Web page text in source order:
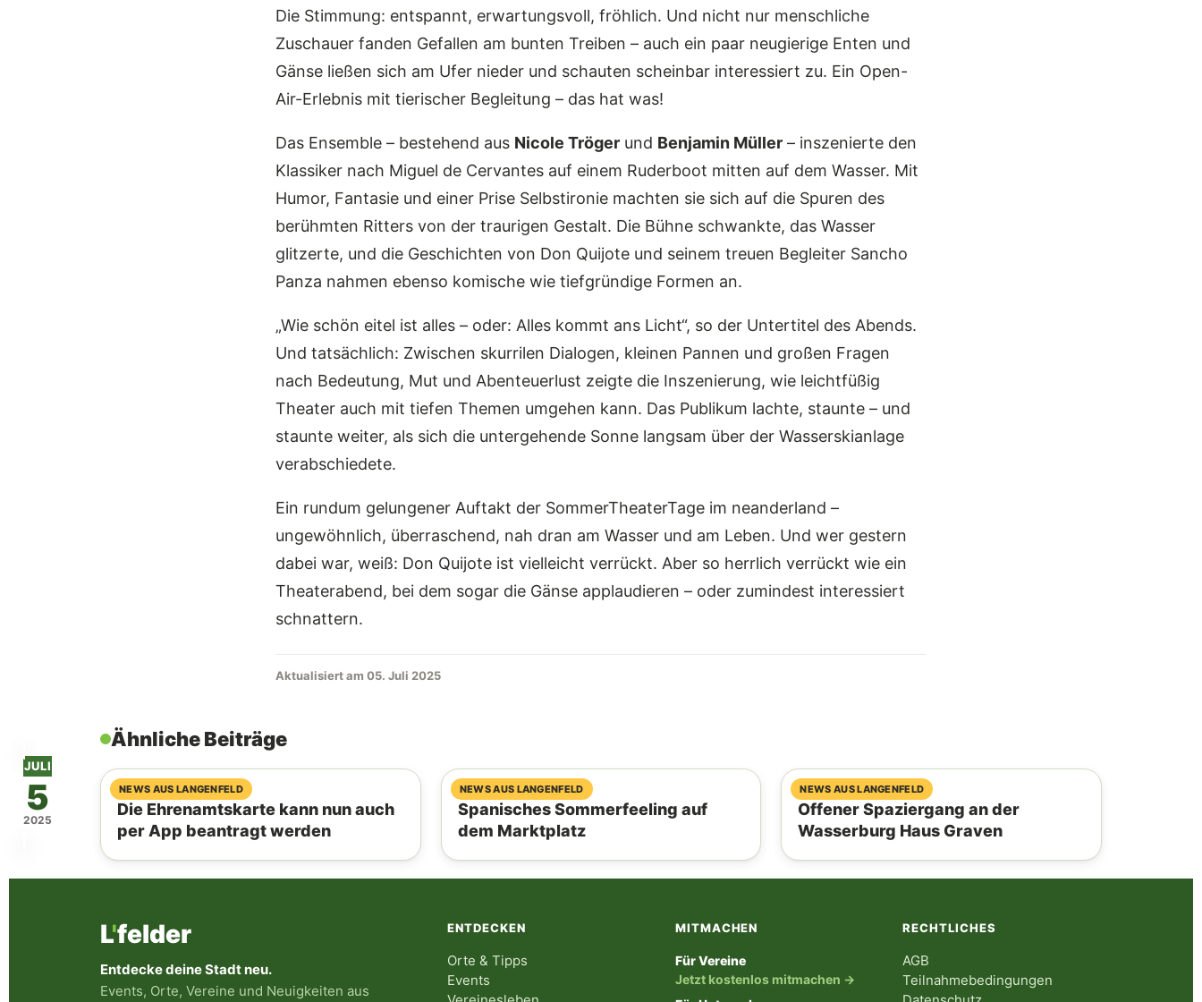
JULI
5
2025
Die Stimmung: entspannt, erwartungsvoll, fröhlich. Und nicht nur menschliche
Zuschauer fanden Gefallen am bunten Treiben – auch ein paar neugierige Enten und
Gänse ließen sich am Ufer nieder und schauten scheinbar interessiert zu. Ein Open-
Air-Erlebnis mit tierischer Begleitung – das hat was!
Das Ensemble – bestehend aus Nicole Tröger und Benjamin Müller – inszenierte den
Klassiker nach Miguel de Cervantes auf einem Ruderboot mitten auf dem Wasser. Mit
Humor, Fantasie und einer Prise Selbstironie machten sie sich auf die Spuren des
berühmten Ritters von der traurigen Gestalt. Die Bühne schwankte, das Wasser
glitzerte, und die Geschichten von Don Quijote und seinem treuen Begleiter Sancho
Panza nahmen ebenso komische wie tiefgründige Formen an.
„Wie schön eitel ist alles – oder: Alles kommt ans Licht“, so der Untertitel des Abends.
Und tatsächlich: Zwischen skurrilen Dialogen, kleinen Pannen und großen Fragen
nach Bedeutung, Mut und Abenteuerlust zeigte die Inszenierung, wie leichtfüßig
Theater auch mit tiefen Themen umgehen kann. Das Publikum lachte, staunte – und
staunte weiter, als sich die untergehende Sonne langsam über der Wasserskianlage
verabschiedete.
Ein rundum gelungener Auftakt der SommerTheaterTage im neanderland –
ungewöhnlich, überraschend, nah dran am Wasser und am Leben. Und wer gestern
dabei war, weiß: Don Quijote ist vielleicht verrückt. Aber so herrlich verrückt wie ein
Theaterabend, bei dem sogar die Gänse applaudieren – oder zumindest interessiert
schnattern.
Aktualisiert am 05. Juli 2025
Ähnliche Beiträge
NEWS AUS LANGENFELD
07. August 2026
Die Ehrenamtskarte kann nun auch
per App beantragt werden
NEWS AUS LANGENFELD
06. August 2026
Spanisches Sommerfeeling auf
dem Marktplatz
NEWS AUS LANGENFELD
04. August 2026
Offener Spaziergang an der
Wasserburg Haus Graven
L'felder
Entdecke deine Stadt neu.
Events, Orte, Vereine und Neuigkeiten aus
ENTDECKEN
Orte & Tipps
Events
MITMACHEN
Für Vereine
Jetzt kostenlos mitmachen →
RECHTLICHES
AGB
Teilnahmebedingungen